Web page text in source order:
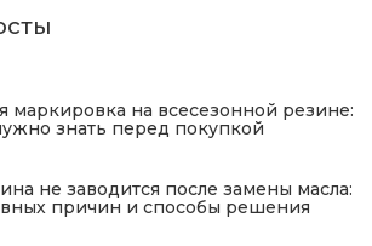
маркировка на всесезонной резине:
знать перед покупкой
не заводится после замены масла:
причин и способы решения